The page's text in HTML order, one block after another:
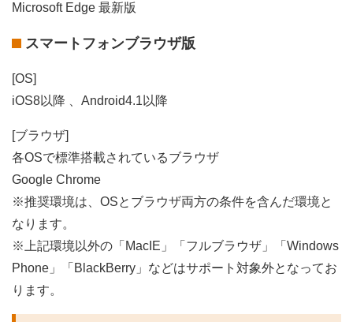
Microsoft Edge 最新版
スマートフォンブラウザ版
[OS]
iOS8以降 、Android4.1以降
[ブラウザ]
各OSで標準搭載されているブラウザ
Google Chrome
※推奨環境は、OSとブラウザ両方の条件を含んだ環境と
なります。
※上記環境以外の「MacIE」「フルブラウザ」「Windows
Phone」「BlackBerry」などはサポート対象外となってお
ります。